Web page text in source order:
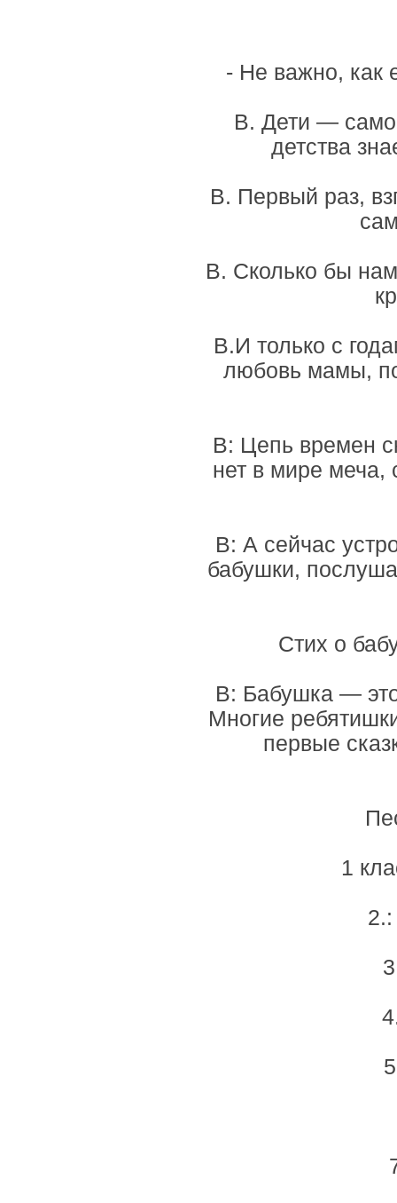
- Не важно, как
В. Дети —
детства
В. Первый раз,
В. Сколько бы
В.И только с
любовь мамы,
В: Цепь времен
нет в мире меча,
В: А сейчас
бабушки,
Стих о
В: Бабушка —
Многие
первые
1
2.: